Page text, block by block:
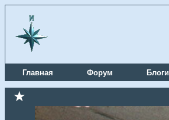
Главная Форум Блоги
★